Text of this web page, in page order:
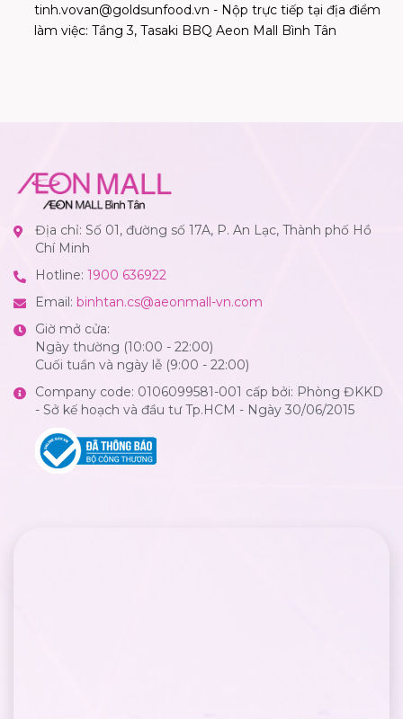
tinh.vovan@goldsunfood.vn - Nộp trực tiếp tại địa điểm
làm việc: Tầng 3, Tasaki BBQ Aeon Mall Bình Tân
Địa chỉ: Số 01, đường số 17A, P. An Lạc, Thành phố Hồ
Chí Minh
Hotline: 1900 636922
Email: binhtan.cs@aeonmall-vn.com
Giờ mở cửa:
Ngày thường (10:00 - 22:00)
Cuối tuần và ngày lễ (9:00 - 22:00)
Company code: 0106099581-001 cấp bởi: Phòng ĐKKD
- Sở kế hoạch và đầu tư Tp.HCM - Ngày 30/06/2015